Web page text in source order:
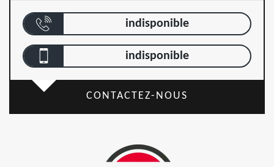
indisponible
indisponible
CONTACTEZ-NOUS